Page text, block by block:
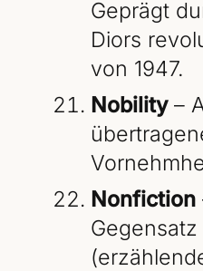
Geprägt
Diors
von 1947.
Nobility–
Nonfiction